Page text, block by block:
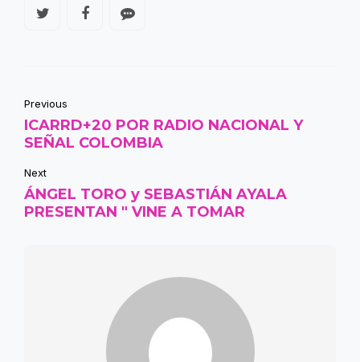
Previous
ICARRD+20 POR RADIO NACIONAL Y
SEÑAL COLOMBIA
Next
ÁNGEL TORO y SEBASTIÁN AYALA
PRESENTAN " VINE A TOMAR